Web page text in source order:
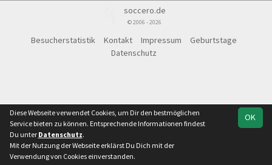
soccero.de
© 2006 - 2026
Besucherstatistik Kontakt Impressum
Geburtstage
Datenschutz
OK
Diese Webseite verwendet Cookies, um Dir den bestmöglichen
Service bieten zu können. Entsprechende Informationen findest
Du unter Datenschutz.
Mit der Nutzung der Webseite erklärst Du Dich mit der
Verwendung von Cookies einverstanden.